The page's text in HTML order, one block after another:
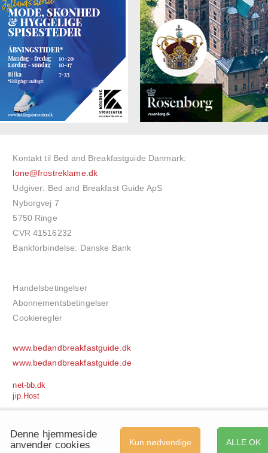
Kontakt til Bed and Breakfastguide Danmark:
lone@frostreklame.dk
Udgiver: Bed and Breakfast Guide ApS
Nyborgvej 7
5750 Ringe
CVR 41516232
Bankforbindelse: Danske Bank
Handelsbetingelser
Abonnementsbetingelser
Cookieregler
www.bedandbreakfastguide.dk
www.bedandbreakfastguide.de
net-bb.dk
jip.Host
ALLE OK
Kun nødvendige
Denne hjemmeside
anvender cookies